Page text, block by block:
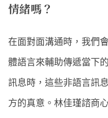
情緒嗎？
在面對面溝通時，我們
體語言來輔助傳遞當下
訊息時，這些非語言訊
方的真意。林佳瑾諮商